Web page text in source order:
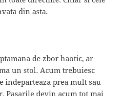
din asta.
de zbor haotic, ar
un stol. Acum trebuiesc
indeparteaza prea mult sau
Pasarile devin acum tot mai